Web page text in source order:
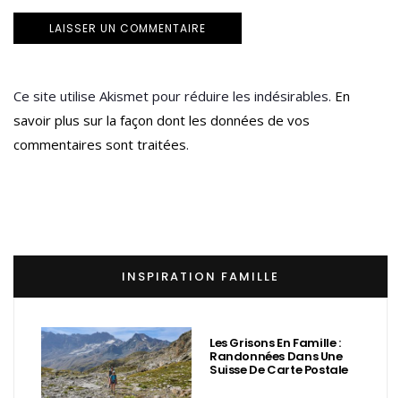
Ce site utilise Akismet pour réduire les indésirables. En
savoir plus sur la façon dont les données de vos
commentaires sont traitées.
INSPIRATION FAMILLE
Les Grisons En Famille :
Randonnées Dans Une
Suisse De Carte Postale